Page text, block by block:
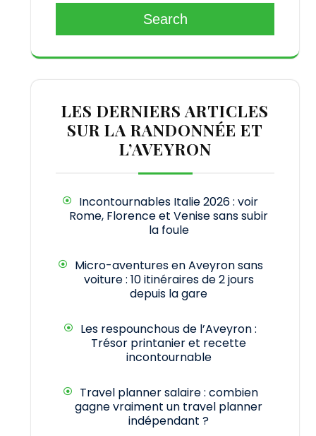
Search
LES DERNIERS ARTICLES
SUR LA RANDONNÉE ET
L’AVEYRON
Incontournables Italie 2026 : voir
Rome, Florence et Venise sans subir
la foule
Micro-aventures en Aveyron sans
voiture : 10 itinéraires de 2 jours
depuis la gare
Les respounchous de l’Aveyron :
Trésor printanier et recette
incontournable
Travel planner salaire : combien
gagne vraiment un travel planner
indépendant ?